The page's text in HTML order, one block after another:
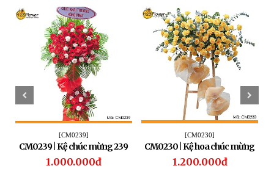
[CM0239]
CM0239 | Kệ chúc mừng 239
1.000.000đ
[CM0230]
CM0230 | Kệ hoa chúc mừng
230
1.200.000đ